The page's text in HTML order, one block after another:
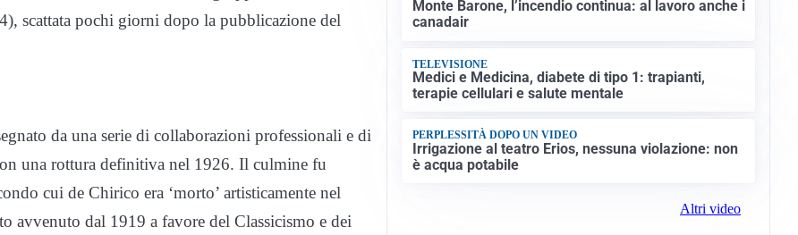
scattata pochi giorni dopo la pubblicazione del
da una serie di collaborazioni professionali e di
una rottura definitiva nel 1926. Il culmine fu
cui de Chirico era ‘morto’ artisticamente nel
avvenuto dal 1919 a favore del Classicismo e dei
Monte Barone, l’incendio continua: al lavoro anche i
canadair
TELEVISIONE
Medici e Medicina, diabete di tipo 1: trapianti,
terapie cellulari e salute mentale
PERPLESSITÀ DOPO UN VIDEO
Irrigazione al teatro Erios, nessuna violazione: non
è acqua potabile
Altri video